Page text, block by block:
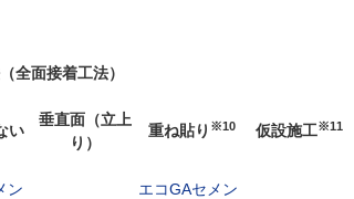
全面接着工法）
垂直面（立上
り）
重ね貼り ※10 仮設施工※11
い
ン
エコGAセメン